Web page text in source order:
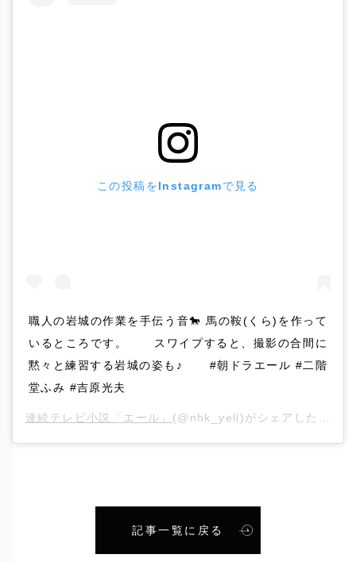
この投稿をInstagramで見る
職人の岩城の作業を手伝う音🐎 馬の鞍(くら)を作って
いるところです。 ⠀⠀ スワイプすると、撮影の合間に
黙々と練習する岩城の姿も♪ ⠀⠀ #朝ドラエール #二階
堂ふみ #吉原光夫
連続テレビ小説「エール」 (@nhk_yell)がシェアした投稿 –
記事一覧に戻る